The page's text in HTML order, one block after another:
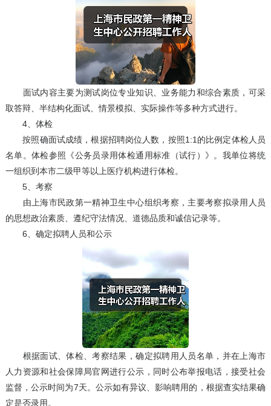
面试内容主要为测试岗位专业知识、业务能力和综合素质，可采
取答辩、半结构化面试、情景模拟、实际操作等多种方式进行。
4、体检
按照确面试成绩，根据招聘岗位人数，按照1:1的比例定体检人员
名单。体检参照《公务员录用体检通用标准（试行）》。我单位将统
一组织到本市二级甲等以上医疗机构进行体检。
5、考察
由上海市民政第一精神卫生中心组织考察，主要考察拟录用人员
的思想政治素质、遵纪守法情况、道德品质和诚信记录等。
6、确定拟聘人员和公示
根据面试、体检、考察结果，确定拟聘用人员名单，并在上海市
人力资源和社会保障局官网进行公示，同时公布举报电话，接受社会
监督，公示时间为7天。公示如有异议、影响聘用的，根据查实结果确
定是否录用。